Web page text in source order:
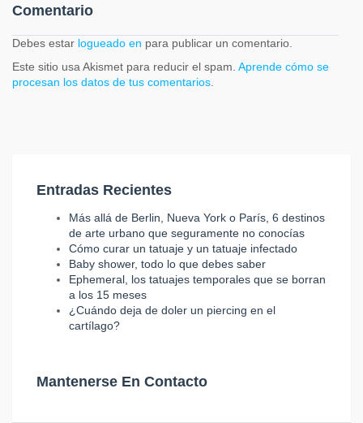
Comentario
Debes estar logueado en para publicar un comentario.
Este sitio usa Akismet para reducir el spam. Aprende cómo se
procesan los datos de tus comentarios
Entradas Recientes
Más allá de Berlin, Nueva York o París, 6 destinos
de arte urbano que seguramente no conocías
Cómo curar un tatuaje y un tatuaje infectado
Baby shower, todo lo que debes saber
Ephemeral, los tatuajes temporales que se borran
a los 15 meses
¿Cuándo deja de doler un piercing en el
cartílago?
Mantenerse En Contacto